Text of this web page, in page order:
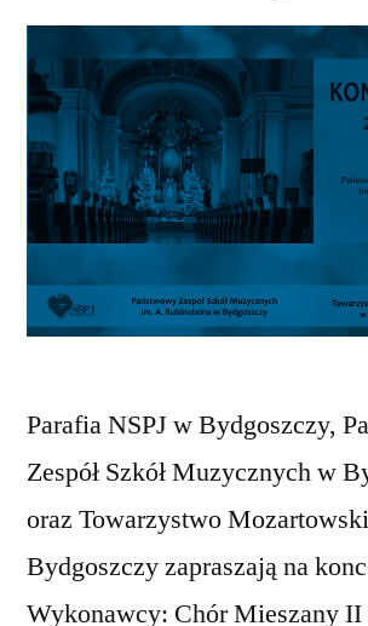
Parafia NSPJ w Bydgoszczy,
Zespół Szkół Muzycznych w
oraz Towarzystwo
Bydgoszczy zapraszają na
Wykonawcy: Chór Mieszany II